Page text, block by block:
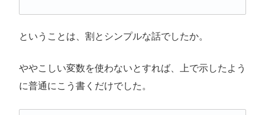
ということは、割とシンプルな話でしたか。
ややこしい変数を使わないとすれば、上で示したよう
に普通にこう書くだけでした。